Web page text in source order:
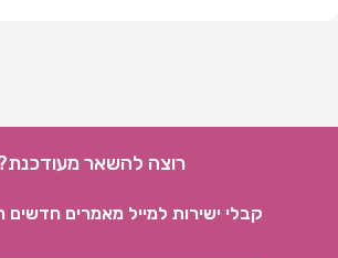
רוצה להשאר מעודכנת?
קבלי ישירות למייל מאמרים חדשים